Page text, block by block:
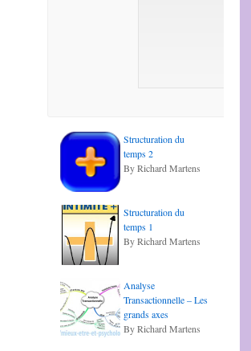
Structuration du
temps 2
By Richard Martens
Structuration du
temps 1
By Richard Martens
Analyse
Transactionnelle – Les
grands axes
By Richard Martens